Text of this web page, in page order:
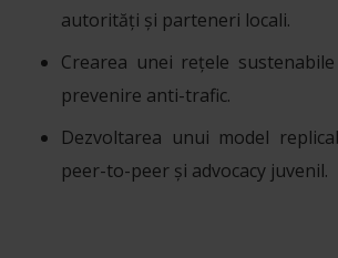
autorități și parteneri locali.
Crearea unei rețele
prevenire anti-trafic.
Dezvoltarea unui model
peer-to-peer și advocacy juvenil.